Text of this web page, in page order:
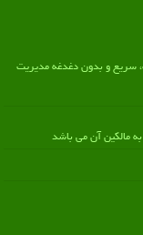
سریع و بدون دغدغه مدیریت